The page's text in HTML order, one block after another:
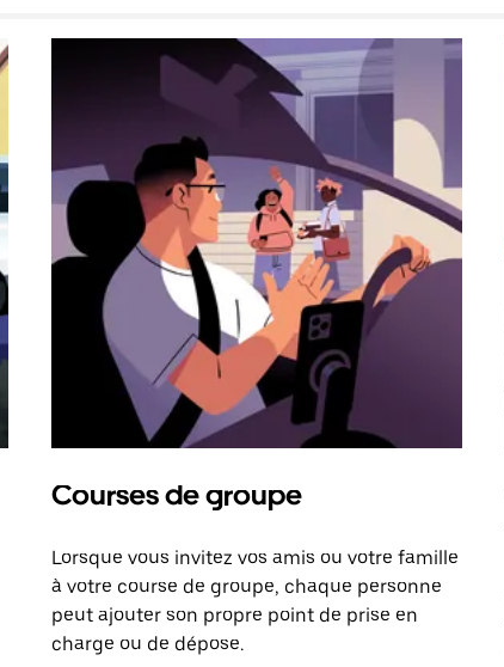
Courses de groupe
Lorsque vous invitez vos amis ou votre famille
à votre course de groupe, chaque personne
peut ajouter son propre point de prise en
charge ou de dépose.